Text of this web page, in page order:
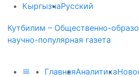
КыргызчаРусский
Кутбилим – Общественно-
научно-популярная газета
ГлавнаяАналитика